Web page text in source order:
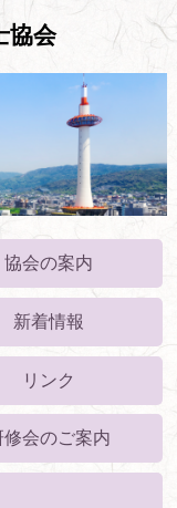
協会
協会の案内
新着情報
リンク
修会のご案内